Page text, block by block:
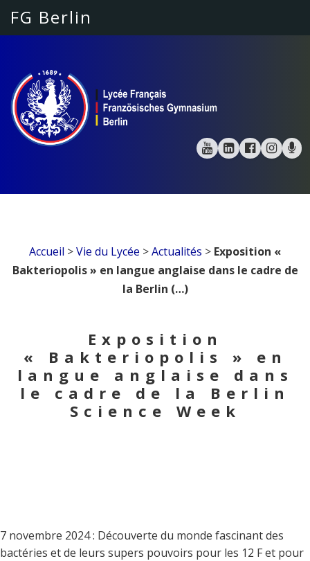
FG Berlin
Accueil >Vie du Lycée >Actualités > Exposition «
Bakteriopolis » en langue anglaise dans le cadre de
la Berlin (…)
Exposition
« Bakteriopolis » en
langue anglaise dans
le cadre de la Berlin
Science Week
7 novembre 2024 : Découverte du monde fascinant des
bactéries et de leurs supers pouvoirs pour les 12 F et pour